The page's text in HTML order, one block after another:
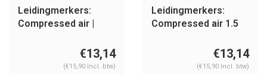
Leidingmerkers:
Compressed air |
€13,14
(€15,90 Incl. btw)
Leidingmerkers:
Compressed air 1.5
€13,14
(€15,90 Incl. btw)